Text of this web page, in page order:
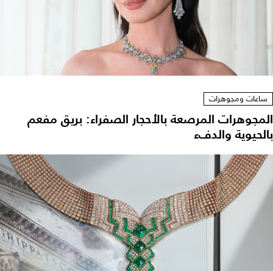
ساعات ومجوهرات
المجوهرات المرصعة بالأحجار الصفراء: بريق مفعم
بالحيوية والدفء